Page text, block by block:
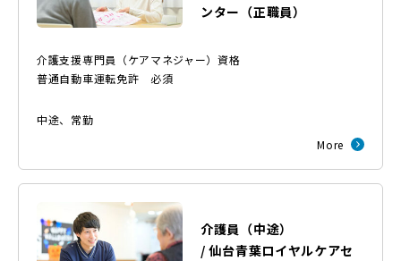
ンター （正職員）
介護支援専門員（ケアマネジャー）資格
普通自動車運転免許 必須
中途、 常勤
More
介護員（中途）
/仙台青葉ロイヤルケアセ